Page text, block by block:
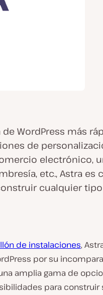
de WordPress más
de
electrónico,
etc., Astra
cualquier
de instalaciones,
por su
amplia gama de
para